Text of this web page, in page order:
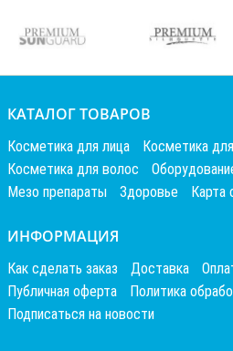
КАТАЛОГ ТОВАРОВ
Косметика для лица
Косметика
Косметика для волос
Мезо препараты
Здоровье Карта
ИНФОРМАЦИЯ
Как сделать заказ Доставка
Публичная оферта
Политика
Подписаться на новости